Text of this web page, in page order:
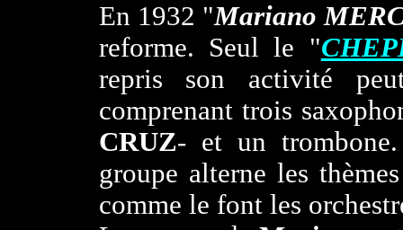
En 1932 "Mariano
reforme. Seul le "
repris son activité
comprenant trois
CRUZ- et un
groupe alterne les
comme le font les